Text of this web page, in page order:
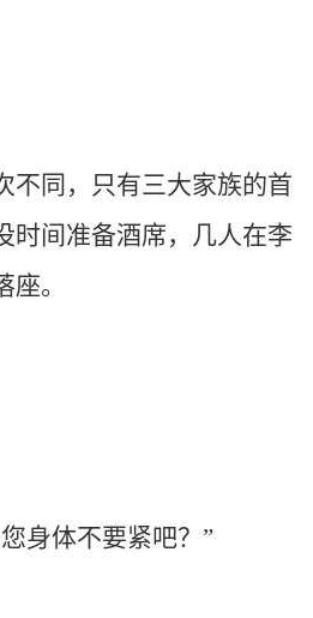
，只有三大家族的首
时间准备酒席，几人在李
。
不要紧吧？”